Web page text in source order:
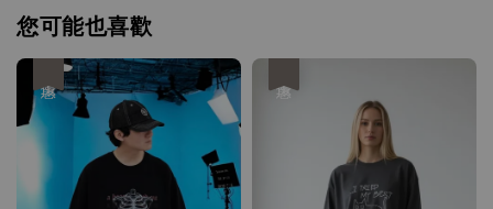
您可能也喜歡